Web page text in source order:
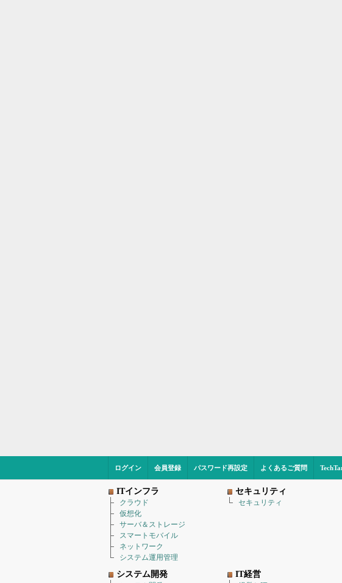
ログイン 会員登録 パスワード再設定 よくあるご質問
ITインフラ
クラウド
仮想化
サーバ＆ストレージ
スマートモバイル
ネットワーク
システム運用管理
セキュリティ
セキュリティ
システム開発 IT経営